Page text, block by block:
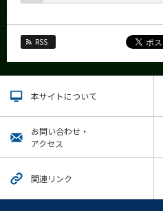
RSS
本サイトについて
お問い合わせ・
アクセス
関連リンク
生命理工学コース
人間医療科学技術コース
地球生命コース
物質・情報卓越コース
月別
Event Calendar